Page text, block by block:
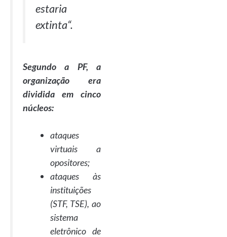
estaria
extinta“.
Segundo a PF, a
organização era
dividida em cinco
núcleos:
ataques
virtuais a
opositores;
ataques às
instituições
(STF, TSE), ao
sistema
eletrônico de